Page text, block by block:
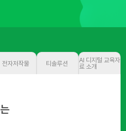
전자저작물 티솔루션
AI 디지털 교육자
료 소개
원하는
원하는